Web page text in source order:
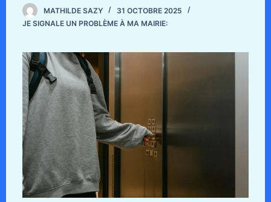
MATHILDE SAZY
31 OCTOBRE 2025
JE SIGNALE UN PROBLÈME À MA MAIRIE: